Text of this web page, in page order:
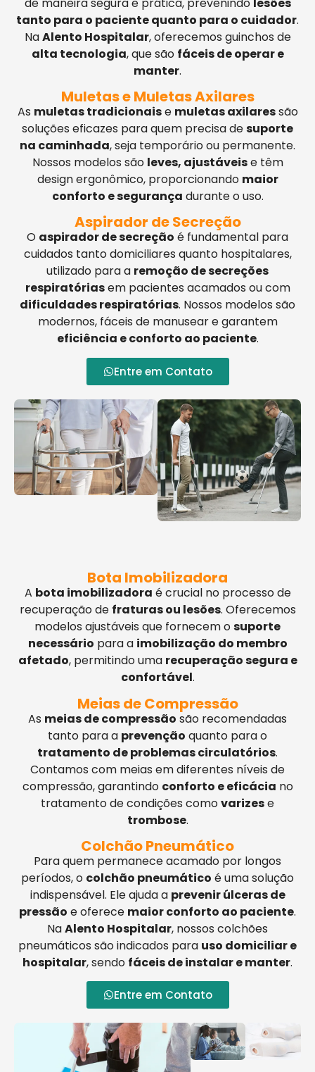
tanto para o paciente quanto para o cuidador.
NaAlento Hospitalar, oferecemos guinchos de
alta tecnologia, que são fáceis de operar e
manter.
Muletas e Muletas Axilares
As muletas tradicionaise muletas axilaressão
soluções eficazes para quem precisa desuporte
na caminhada, seja temporário ou permanente.
Nossos modelos são leves, ajustáveise têm
design ergonômico, proporcionando maior
conforto e segurança durante o uso.
Aspirador de Secreção
O aspirador de secreção é fundamental para
cuidados tanto domiciliares quanto hospitalares,
utilizado para a remoção de secreções
respiratóriasem pacientes acamados ou com
dificuldades respiratórias. Nossos modelos são
modernos, fáceis de manusear e garantem
eficiência e conforto ao paciente.
Entre em Contato
Bota Imobilizadora
A bota imobilizadora é crucial no processo de
recuperação de fraturas ou lesões. Oferecemos
modelos ajustáveis que fornecem osuporte
necessário para a imobilização do membro
afetado, permitindo uma recuperação segura e
confortável.
Meias de Compressão
As meias de compressão são recomendadas
tanto para a prevenção quanto para o
tratamento de problemas circulatórios.
Contamos com meias em diferentes níveis de
compressão, garantindo conforto e eficácia no
tratamento de condições comovarizese
trombose.
Colchão Pneumático
Para quem permanece acamado por longos
períodos, o colchão pneumático é uma solução
indispensável. Ele ajuda a prevenir úlceras de
pressão e oferece maior conforto ao paciente.
NaAlento Hospitalar, nossos colchões
pneumáticos são indicados para uso domiciliar e
hospitalar, sendo fáceis de instalar e manter.
Entre em Contato